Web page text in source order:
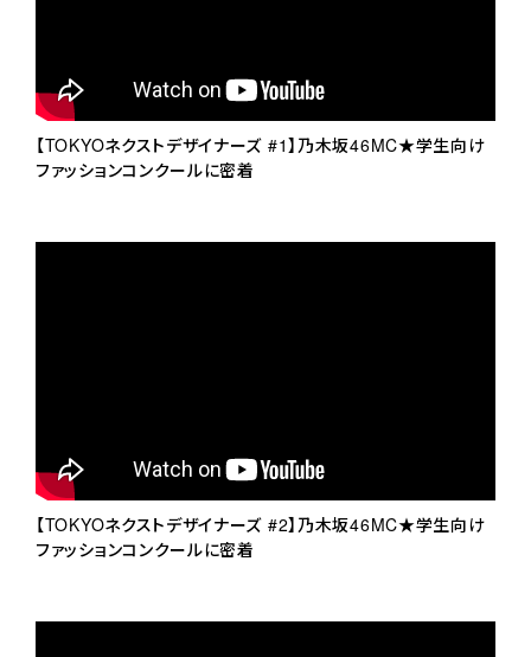
【TOKYOネクストデザイナーズ #1】乃木坂46MC★学生向け
ファッションコンクールに密着
【TOKYOネクストデザイナーズ #2】乃木坂46MC★学生向け
ファッションコンクールに密着